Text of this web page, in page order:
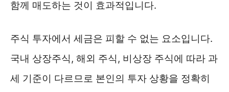
함께 매도하는 것이 효과적입니다.
주식 투자에서 세금은 피할 수 없는 요소입니다.
국내 상장주식, 해외 주식, 비상장 주식에 따라 과
세 기준이 다르므로 본인의 투자 상황을 정확히